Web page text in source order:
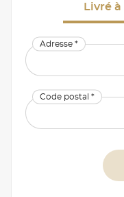
Livré à
Adresse *
Code postal *